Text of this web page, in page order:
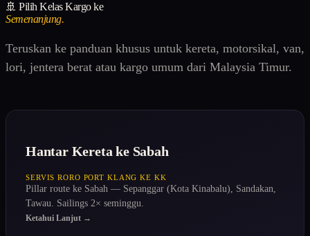
🚢 Pilih Kelas Kargo ke
Semenanjung.
Teruskan ke panduan khusus untuk kereta, motorsikal, van,
lori, jentera berat atau kargo umum dari Malaysia Timur.
Hantar Kereta ke Sabah
SERVIS RORO PORT KLANG KE KK
Pillar route ke Sabah — Sepanggar (Kota Kinabalu), Sandakan,
Tawau. Sailings 2× seminggu.
Ketahui Lanjut →